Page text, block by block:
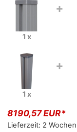
+
1 x
+
1 x
8190,57 EUR*
Lieferzeit: 2 Wochen